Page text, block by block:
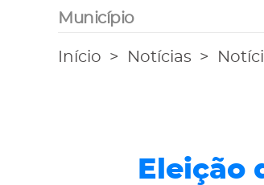
Município
Início Notícias
Eleição